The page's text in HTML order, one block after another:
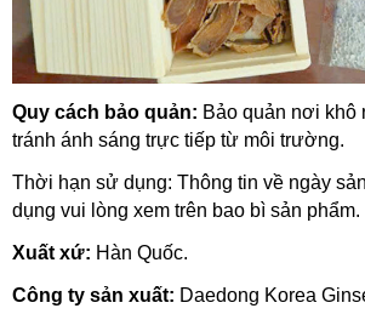
Quy cách bảo quản: Bảo quản nơi khô
tránh ánh sáng trực tiếp từ môi trường.
Thời hạn sử dụng: Thông tin về ngày
dụng vui lòng xem trên bao bì sản phẩm.
Xuất xứ: Hàn Quốc.
Công ty sản xuất: Daedong Korea